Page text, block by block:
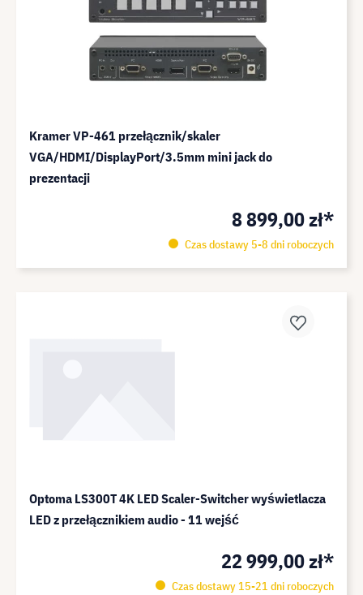
Kramer VP-461 przełącznik/skaler
VGA/HDMI/DisplayPort/3.5mm mini jack do
prezentacji
8 899,00 zł*
Czas dostawy 5-8 dni roboczych
Optoma LS300T 4K LED Scaler-Switcher wyświetlacza
LED z przełącznikiem audio - 11 wejść
22 999,00 zł*
Czas dostawy 15-21 dni roboczych